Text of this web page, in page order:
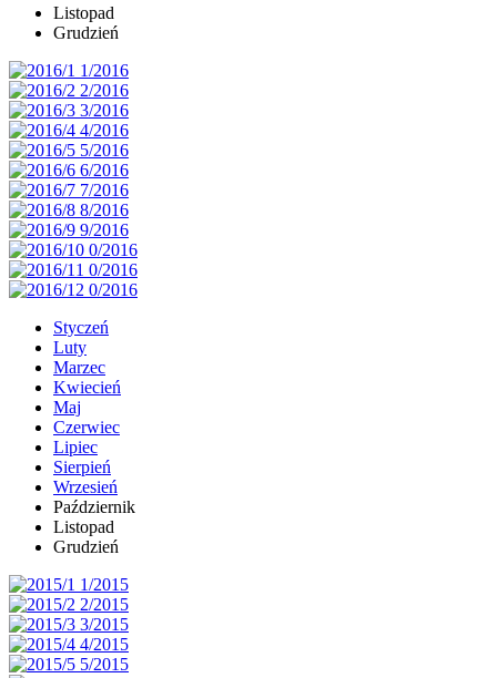
Listopad
Grudzień
Styczeń
Luty
Marzec
Kwiecień
Maj
Czerwiec
Lipiec
Sierpień
Wrzesień
Październik
Listopad
Grudzień